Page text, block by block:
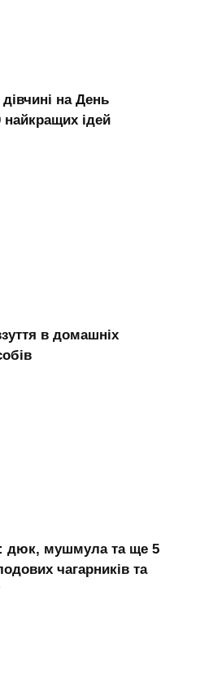
на День
ідей
в домашніх
дюк, мушмула та ще 5
чагарників та